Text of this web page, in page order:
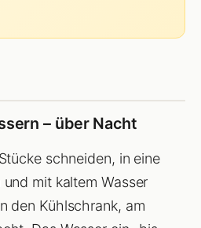
– über Nacht
schneiden, in eine
mit kaltem Wasser
den Kühlschrank, am